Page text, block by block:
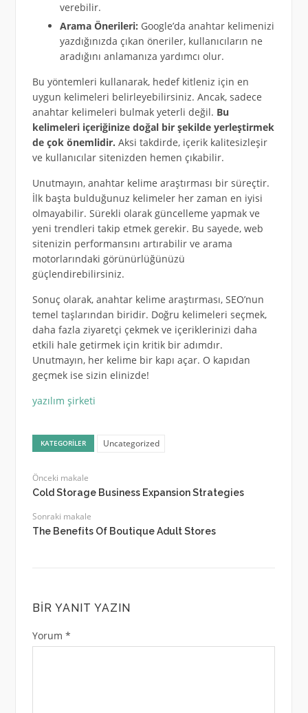
verebilir.
Arama Önerileri: Google’da anahtar kelimenizi
yazdığınızda çıkan öneriler, kullanıcıların ne
aradığını anlamanıza yardımcı olur.
Bu yöntemleri kullanarak, hedef kitleniz için en
uygun kelimeleri belirleyebilirsiniz. Ancak, sadece
anahtar kelimeleri bulmak yeterli değil. Bu
kelimeleri içeriğinize doğal bir şekilde yerleştirmek
de çok önemlidir. Aksi takdirde, içerik kalitesizleşir
ve kullanıcılar sitenizden hemen çıkabilir.
Unutmayın, anahtar kelime araştırması bir süreçtir.
İlk başta bulduğunuz kelimeler her zaman en iyisi
olmayabilir. Sürekli olarak güncelleme yapmak ve
yeni trendleri takip etmek gerekir. Bu sayede, web
sitenizin performansını artırabilir ve arama
motorlarındaki görünürlüğünüzü
güçlendirebilirsiniz.
Sonuç olarak, anahtar kelime araştırması, SEO’nun
temel taşlarından biridir. Doğru kelimeleri seçmek,
daha fazla ziyaretçi çekmek ve içeriklerinizi daha
etkili hale getirmek için kritik bir adımdır.
Unutmayın, her kelime bir kapı açar. O kapıdan
geçmek ise sizin elinizde!
yazılım şirketi
KATEGORILER Uncategorized
Önceki makale
Cold Storage Business Expansion Strategies
Sonraki makale
The Benefits Of Boutique Adult Stores
BIR YANIT YAZIN
Yorum *